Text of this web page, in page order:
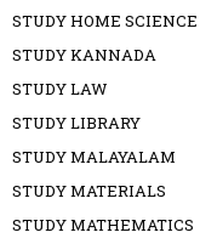
STUDY HOME SCIENCE
STUDY KANNADA
STUDY LAW
STUDY LIBRARY
STUDY MALAYALAM
STUDY MATERIALS
STUDY MATHEMATICS